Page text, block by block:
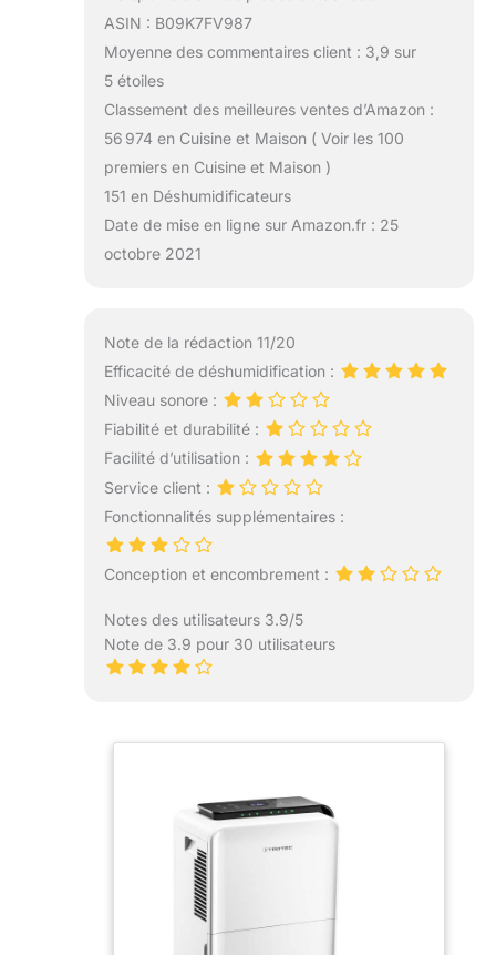
ASIN : B09K7FV987
Moyenne des commentaires client : 3,9 sur
5 étoiles
Classement des meilleures ventes d’Amazon :
56 974 en Cuisine et Maison ( Voir les 100
premiers en Cuisine et Maison )
151 en Déshumidificateurs
Date de mise en ligne sur Amazon.fr : 25
octobre 2021
Note de la rédaction 11/20
Efficacité de déshumidification :
Niveau sonore :
Fiabilité et durabilité :
Facilité d’utilisation :
Service client :
Fonctionnalités supplémentaires :
Conception et encombrement :
Notes des utilisateurs 3.9/5
Note de 3.9 pour 30 utilisateurs